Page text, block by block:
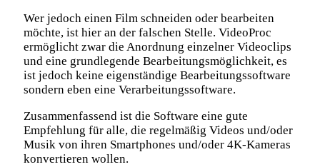
Wer jedoch einen Film schneiden oder bearbeiten
möchte, ist hier an der falschen Stelle. VideoProc
ermöglicht zwar die Anordnung einzelner Videoclips
und eine grundlegende Bearbeitungsmöglichkeit, es
ist jedoch keine eigenständige Bearbeitungssoftware
sondern eben eine Verarbeitungssoftware.
Zusammenfassend ist die Software eine gute
Empfehlung für alle, die regelmäßig Videos und/oder
Musik von ihren Smartphones und/oder 4K-Kameras
konvertieren wollen.